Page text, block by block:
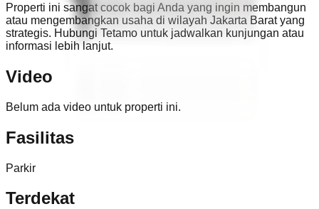
Properti ini sangat cocok bagi Anda yang ingin membangun
atau mengembangkan usaha di wilayah Jakarta Barat yang
strategis. Hubungi Tetamo untuk jadwalkan kunjungan atau
informasi lebih lanjut.
Video
Belum ada video untuk properti ini.
Fasilitas
Parkir
Terdekat